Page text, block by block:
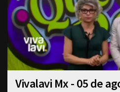
Vivalavi Mx - 05 de